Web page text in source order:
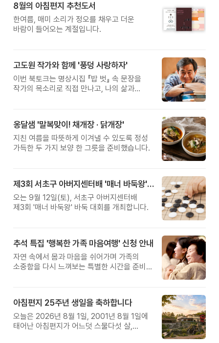
8월의 아침편지 추천도서
한여름, 매미 소리가 정오를 채우고 더운
바람이 들어오는 계절입니다.
고도원 작가와 함께 '풍덩 사랑하자'
이번 북토크는 명상시집 『밥 벗』 속 문장을
작가의 목소리로 직접 만나고, 나의 삶과
옹달샘 '말복맞이! 채개장 · 닭개장'
지친 여름을 따뜻하게 이겨낼 수 있도록 정성
가득한 두 가지 보양 한 그릇을 준비했습니다.
제3회 서초구 아버지센터배 '매너 바둑왕' 대회
오는 9월 12일(토), 서초구 아버지센터배
제3회 '매너 바둑왕' 바둑 대회를 개최합니다.
추석 특집 '행복한 가족 마음여행' 신청 안내
자연 속에서 몸과 마음을 쉬어가며 가족의
소중함을 다시 느껴보는 특별한 시간을 준비해
아침편지 25주년 생일을 축하합니다
오늘은 2026년 8월 1일, 2001년 8월 1일에
태어난 아침편지가 어느덧 스물다섯 살,